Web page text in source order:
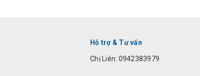
Hỗ trợ & Tư vấn
Chị Liên: 0942383979